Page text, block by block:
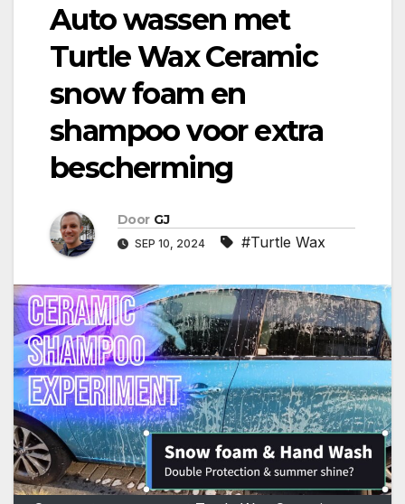
Auto wassen met
Turtle Wax Ceramic
snow foam en
shampoo voor extra
bescherming
Door GJ
SEP 10, 2024 #Turtle Wax